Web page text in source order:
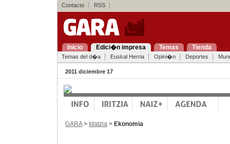
Contacto RSS
Inicio Edici�n impresa Temas Tienda
Temas del d�a Euskal Herria Opini�n Deportes
2011 diciembre 17
GARA> Idatzia > Ekonomia